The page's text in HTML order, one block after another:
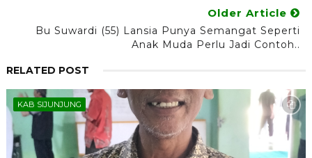
Older Article
Bu Suwardi (55) Lansia Punya Semangat Seperti
Anak Muda Perlu Jadi Contoh..
RELATED POST
KAB SIJUNJUNG